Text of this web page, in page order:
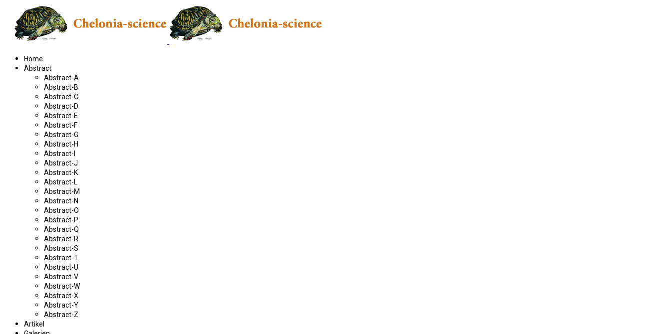
Home
Abstract
Abstract-A
Abstract-B
Abstract-C
Abstract-D
Abstract-E
Abstract-F
Abstract-G
Abstract-H
Abstract-I
Abstract-J
Abstract-K
Abstract-L
Abstract-M
Abstract-N
Abstract-O
Abstract-P
Abstract-Q
Abstract-R
Abstract-S
Abstract-T
Abstract-U
Abstract-V
Abstract-W
Abstract-X
Abstract-Y
Abstract-Z
Artikel